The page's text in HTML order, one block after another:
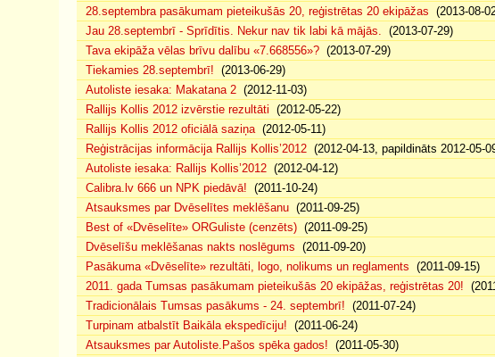
28.septembra pasākumam pieteikušās 20, reģistrētas 20 ekipāžas (2013-08-
Jau 28.septembrī - Sprīdītis. Nekur nav tik labi kā mājās. (2013-07-29)
Tava ekipāža vēlas brīvu dalību «7.668556»? (2013-07-29)
Tiekamies 28.septembrī! (2013-06-29)
Autoliste iesaka: Makatana 2 (2012-11-03)
Rallijs Kollis 2012 izvērstie rezultāti (2012-05-22)
Rallijs Kollis 2012 oficiālā saziņa(2012-05-11)
Reģistrācijas informācija Rallijs Kollis’2012 (2012-04-13, papildināts 2012-05-
Autoliste iesaka: Rallijs Kollis’2012 (2012-04-12)
Calibra.lv 666 un NPK piedāvā! (2011-10-24)
Atsauksmes par Dvēselītes meklēšanu (2011-09-25)
Best of «Dvēselīte» ORGuliste (cenzēts) (2011-09-25)
Dvēselīšu meklēšanas nakts noslēgums (2011-09-20)
Pasākuma «Dvēselīte» rezultāti, logo, nolikums un reglaments (2011-09-15)
2011. gada Tumsas pasākumam pieteikušās 20 ekipāžas, reģistrētas 20!
Tradicionālais Tumsas pasākums - 24. septembrī! (2011-07-24)
Turpinam atbalstīt Baikāla ekspedīciju! (2011-06-24)
Atsauksmes par Autoliste.Pašos spēka gados! (2011-05-30)